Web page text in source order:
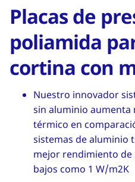
Placas de
poliamida
cortina con
Nuestro innovador
sin aluminio
térmico en
sistemas de aluminio
mejor rendimiento de
bajos como 1 W/m2K